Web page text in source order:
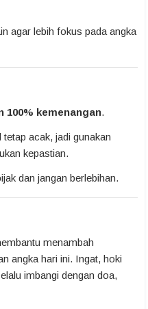
agar lebih fokus pada angka
100% kemenangan.
acak, jadi gunakan
kepastian.
dan jangan berlebihan.
menambah
angka hari ini. Ingat, hoki
imbangi dengan doa,